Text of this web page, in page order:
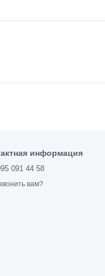
информация
091 44 58
вам?